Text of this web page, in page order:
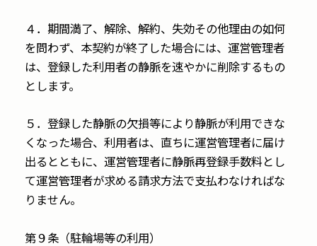
４．期間満了、解除、解約、失効その他理由の如何
を問わず、本契約が終了した場合には、運営管理者
は、登録した利用者の静脈を速やかに削除するもの
とします。
５．登録した静脈の欠損等により静脈が利用できな
くなった場合、利用者は、直ちに運営管理者に届け
出るとともに、運営管理者に静脈再登録手数料とし
て運営管理者が求める請求方法で支払わなければな
りません。
第９条（駐輪場等の利用）